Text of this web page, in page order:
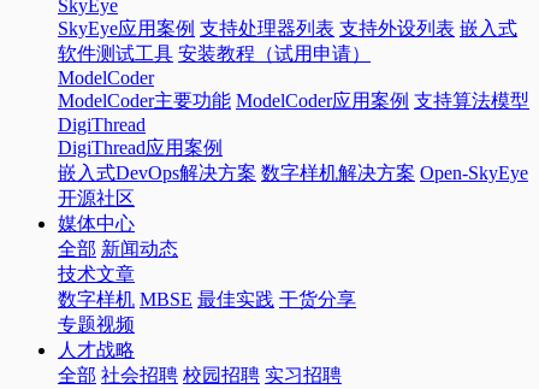
SkyEye
SkyEye应用案例 支持处理器列表 支持外设列表 嵌入式
软件测试工具 安装教程（试用申请）
ModelCoder
ModelCoder主要功能 ModelCoder应用案例 支持算法模型
DigiThread
DigiThread应用案例
嵌入式DevOps解决方案 数字样机解决方案 Open-SkyEye
开源社区
媒体中心
全部 新闻动态
技术文章
数字样机 MBSE 最佳实践 干货分享
专题视频
人才战略
全部 社会招聘 校园招聘 实习招聘